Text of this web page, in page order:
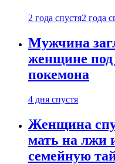
2 года спустя2 года
Мужчина
женщине под
покемона
4 дня спустя
Женщина
мать на лжи
семейную